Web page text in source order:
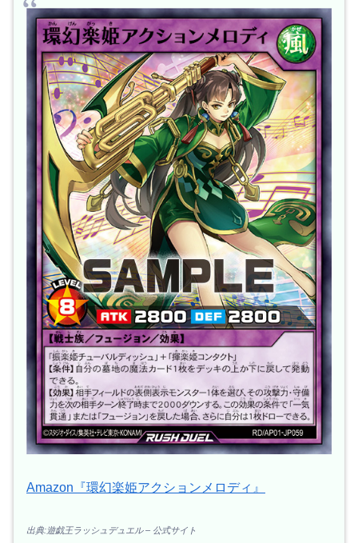
Amazon『環幻楽姫アクションメロディ』
出典:遊戯王ラッシュデュエル – 公式サイト